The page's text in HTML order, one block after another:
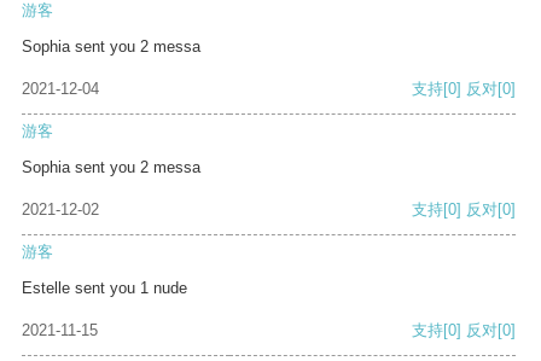
游客
Sophia sent you 2 messa
2021-12-04 支持[0] 反对[0]
游客
Sophia sent you 2 messa
2021-12-02 支持[0] 反对[0]
游客
Estelle sent you 1 nude
2021-11-15 支持[0] 反对[0]